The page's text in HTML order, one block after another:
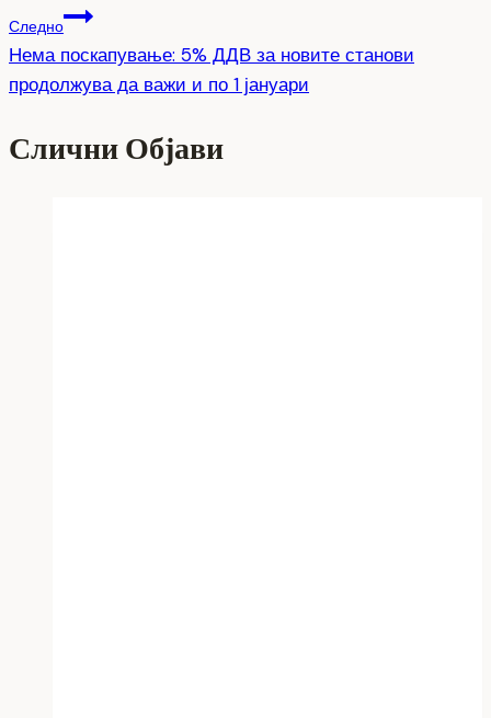
Следно
Нема поскапување: 5% ДДВ за новите станови
продолжува да важи и по 1 јануари
Слични Објави